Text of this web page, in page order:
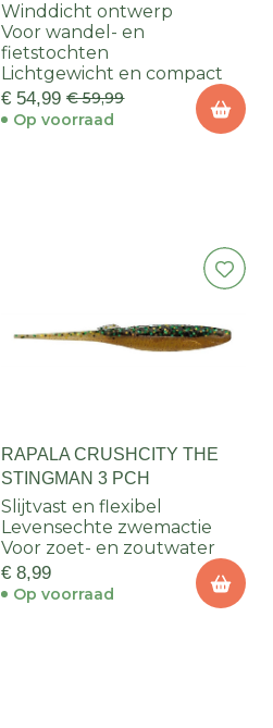
Winddicht ontwerp
Voor wandel- en
fietstochten
Lichtgewicht en compact
€ 54,99 € 59,99
Op voorraad
RAPALA CRUSHCITY THE
STINGMAN 3 PCH
Slijtvast en flexibel
Levensechte zwemactie
Voor zoet- en zoutwater
€ 8,99
Op voorraad